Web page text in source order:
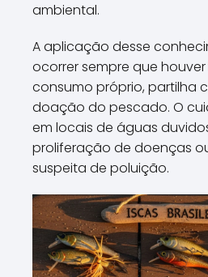
ambiental.
A aplicação desse
ocorrer sempre que
consumo próprio, partilha
doação do pescado. O
em locais de águas
proliferação de doenças
suspeita de poluição.